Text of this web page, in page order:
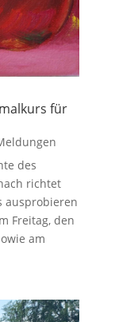
für
des
richtet
ausprobieren
Freitag, den
am